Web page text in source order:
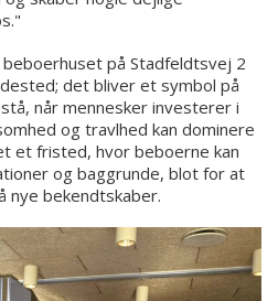
på Stadfeldtsvej 2
det bliver et symbol på
når mennesker investerer i
og travlhed kan dominere
et fristed, hvor beboerne kan
og baggrunde, blot for at
nye bekendtskaber.